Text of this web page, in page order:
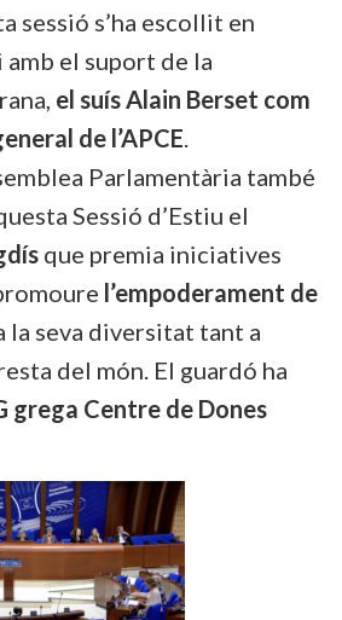
sessió s’ha escollit en
el suport de la
el suís Alain Berset com
de l’APCE
Parlamentària també
Sessió d’Estiu el
que premia iniciatives
l’empoderament de
la seva diversitat tant a
del món. El guardó ha
grega Centre de Dones